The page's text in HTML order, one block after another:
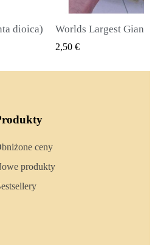
Worlds Largest Giant Corn Seeds Cuzco - Cusco SZYBKI
2,40 €
ceny
produkty